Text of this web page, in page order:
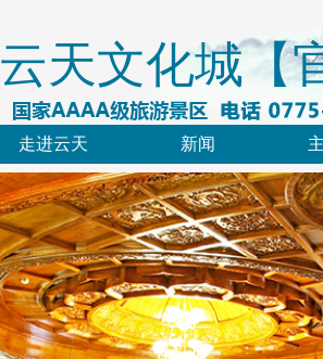
云天文化城【
走进云天 新闻